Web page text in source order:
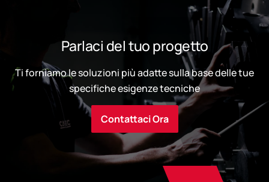
Parlaci del tuo progetto
Ti forniamo le soluzioni più adatte sulla base delle tue
specifiche esigenze tecniche
Contattaci Ora